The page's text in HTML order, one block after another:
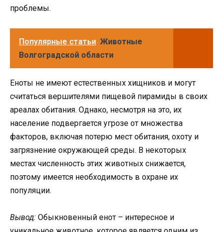
проблемы.
Популярные статьи Животные
Волгоградской области
Еноты не имеют естественных хищников и могут
считаться вершителями пищевой пирамиды в своих
ареалах обитания. Однако, несмотря на это, их
население подвергается угрозе от множества
факторов, включая потерю мест обитания, охоту и
загрязнение окружающей среды. В некоторых
местах численность этих животных снижается,
поэтому имеется необходимость в охране их
популяции.
Вывод: Обыкновенный енот – интересное и